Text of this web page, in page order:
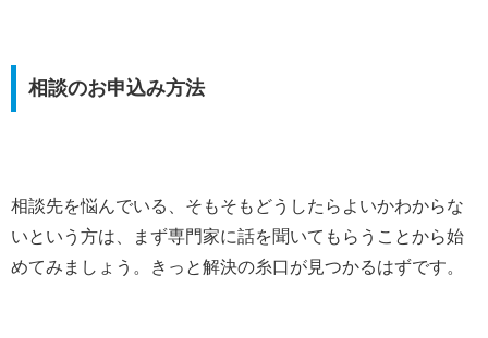
相談のお申込み方法
相談先を悩んでいる、そもそもどうしたらよいかわからな
いという方は、まず専門家に話を聞いてもらうことから始
めてみましょう。きっと解決の糸口が見つかるはずです。